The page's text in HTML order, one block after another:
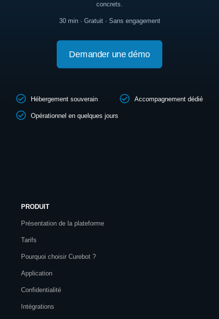
concrets.
30 min · Gratuit · Sans engagement
Demander une démo
Hébergement souverain Accompagnement dédié
Opérationnel en quelques jours
PRODUIT
Présentation de la plateforme
Tarifs
Pourquoi choisir Curebot ?
Application
Confidentialité
Intégrations